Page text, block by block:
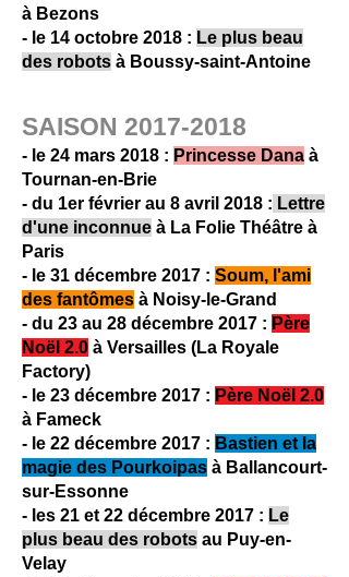
à Bezons
- le 14 octobre 2018 : Le plus beau
des robots à Boussy-saint-Antoine
SAISON 2017-2018
- le 24 mars 2018 : Princesse Dana à
Tournan-en-Brie
- du 1er février au 8 avril 2018 : Lettre
d'une inconnue à La Folie Théâtre à
Paris
- le 31 décembre 2017 : Soum, l'ami
des fantômes à Noisy-le-Grand
- du 23 au 28 décembre 2017 : Père
Noël 2.0 à Versailles (La Royale
Factory)
- le 23 décembre 2017 : Père Noël 2.0
à Fameck
- le 22 décembre 2017 : Bastien et la
magie des Pourkoipas à Ballancourt-
sur-Essonne
- les 21 et 22 décembre 2017 : Le
plus beau des robots au Puy-en-
Velay